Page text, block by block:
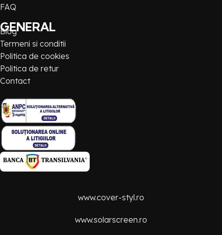
FAQ
GENERAL
Blog
Termeni si conditii
Politica de cookies
Politica de retur
Contact
www.cover-styl.ro
www.solarscreen.ro